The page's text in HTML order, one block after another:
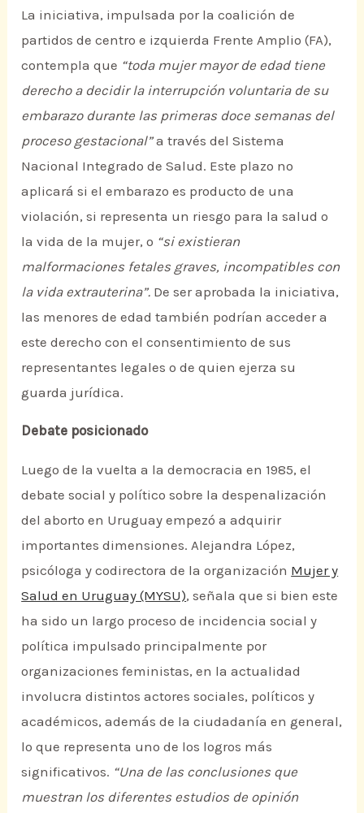
La iniciativa, impulsada por la coalición de
partidos de centro e izquierda Frente Amplio (FA),
contempla que “toda mujer mayor de edad tiene
derecho a decidir la interrupción voluntaria de su
embarazo durante las primeras doce semanas del
proceso gestacional”a través del Sistema
Nacional Integrado de Salud. Este plazo no
aplicará si el embarazo es producto de una
violación, si representa un riesgo para la salud o
la vida de la mujer, o “si existieran
malformaciones fetales graves, incompatibles con
la vida extrauterina”. De ser aprobada la iniciativa,
las menores de edad también podrían acceder a
este derecho con el consentimiento de sus
representantes legales o de quien ejerza su
guarda jurídica.
Debate posicionado
Luego de la vuelta a la democracia en 1985, el
debate social y político sobre la despenalización
del aborto en Uruguay empezó a adquirir
importantes dimensiones. Alejandra López,
psicóloga y codirectora de la organización Mujer y
Salud en Uruguay (MYSU), señala que si bien este
ha sido un largo proceso de incidencia social y
política impulsado principalmente por
organizaciones feministas, en la actualidad
involucra distintos actores sociales, políticos y
académicos, además de la ciudadanía en general,
lo que representa uno de los logros más
significativos. “Una de las conclusiones que
muestran los diferentes estudios de opinión